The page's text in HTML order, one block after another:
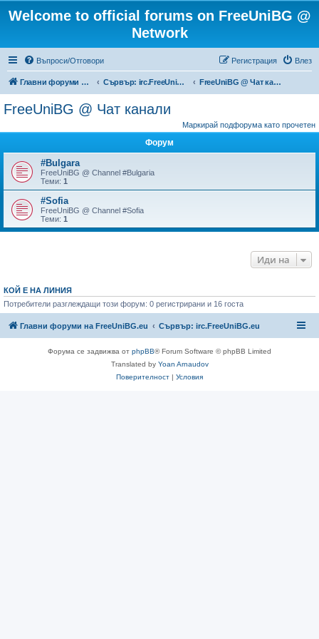
Welcome to official forums on FreeUniBG @
Network
Въпроси/Отговори Влез
Регистрация
Главни форуми на FreeUniBG.eu Сървър: irc.FreeUniBG.eu FreeUniBG @ Чат канали
FreeUniBG @ Чат канали
Маркирай подфорума като прочетен
Форум
#Bulgara
FreeUniBG @ Channel #Bulgaria
Теми: 1
#Sofia
FreeUniBG @ Channel #Sofia
Теми: 1
Иди на
КОЙ Е НА ЛИНИЯ
Потребители разглеждащи този форум: 0 регистрирани и 16 госта
Главни форуми на FreeUniBG.eu Сървър: irc.FreeUniBG.eu
Форума се задвижва от phpBB® Forum Software © phpBB Limited
Translated by Yoan Arnaudov
Поверителност | Условия